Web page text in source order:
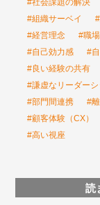
#社会課題の解決
#組織サーベイ
#経営理念
#職
#自己効力感
#
#良い経験の共有
#謙虚なリーダーシ
#部門間連携
#
#顧客体験（CX）
#高い視座
読